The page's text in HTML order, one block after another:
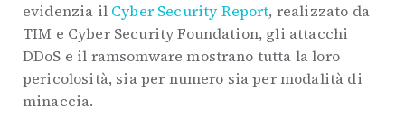
evidenzia il CyberSecurityReport, realizzato da
TIM e Cyber Security Foundation, gli attacchi
DDoS e il ramsomware mostrano tutta la loro
pericolosità, sia per numero sia per modalità di
minaccia.